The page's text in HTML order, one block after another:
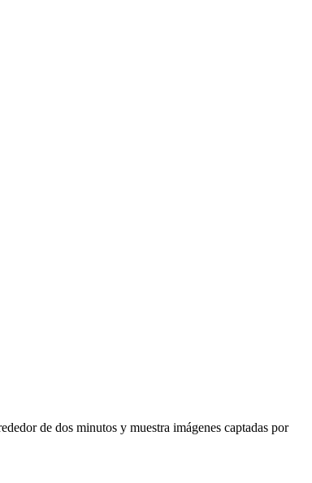
de dos minutos y muestra imágenes captadas por